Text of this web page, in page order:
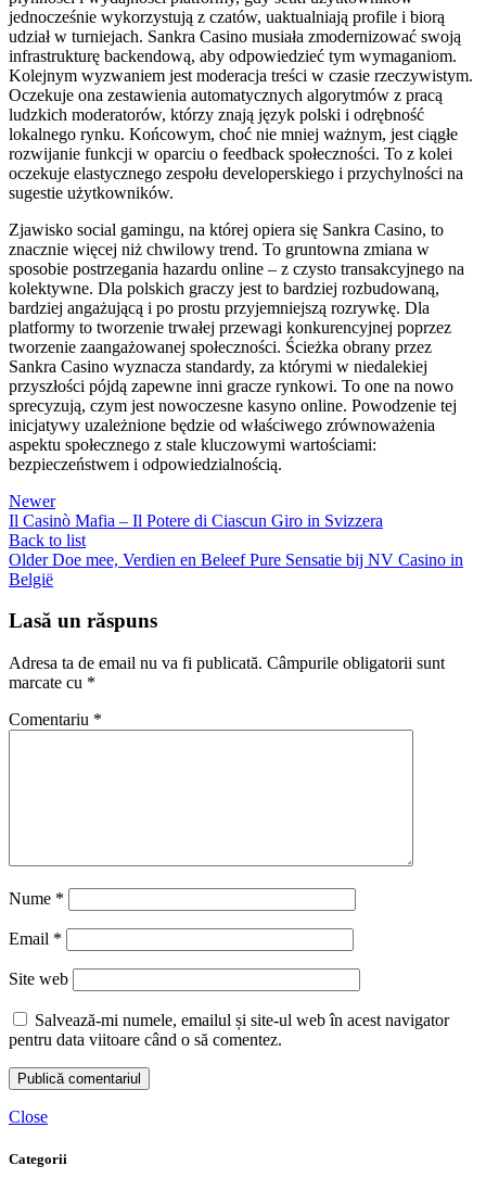
jednocześnie wykorzystują z czatów, uaktualniają profile i biorą
udział w turniejach. Sankra Casino musiała zmodernizować swoją
infrastrukturę backendową, aby odpowiedzieć tym wymaganiom.
Kolejnym wyzwaniem jest moderacja treści w czasie rzeczywistym.
Oczekuje ona zestawienia automatycznych algorytmów z pracą
ludzkich moderatorów, którzy znają język polski i odrębność
lokalnego rynku. Końcowym, choć nie mniej ważnym, jest ciągłe
rozwijanie funkcji w oparciu o feedback społeczności. To z kolei
oczekuje elastycznego zespołu developerskiego i przychylności na
sugestie użytkowników.
Zjawisko social gamingu, na której opiera się Sankra Casino, to
znacznie więcej niż chwilowy trend. To gruntowna zmiana w
sposobie postrzegania hazardu online – z czysto transakcyjnego na
kolektywne. Dla polskich graczy jest to bardziej rozbudowaną,
bardziej angażującą i po prostu przyjemniejszą rozrywkę. Dla
platformy to tworzenie trwałej przewagi konkurencyjnej poprzez
tworzenie zaangażowanej społeczności. Ścieżka obrany przez
Sankra Casino wyznacza standardy, za którymi w niedalekiej
przyszłości pójdą zapewne inni gracze rynkowi. To one na nowo
sprecyzują, czym jest nowoczesne kasyno online. Powodzenie tej
inicjatywy uzależnione będzie od właściwego zrównoważenia
aspektu społecznego z stale kluczowymi wartościami:
bezpieczeństwem i odpowiedzialnością.
Newer
Il Casinò Mafia – Il Potere di Ciascun Giro in Svizzera
Back to list
Older Doe mee, Verdien en Beleef Pure Sensatie bij NV Casino in
België
Lasă un răspuns
Adresa ta de email nu va fi publicată. Câmpurile obligatorii sunt
marcate cu *
Comentariu *
Nume *
Email *
Site web
Salvează-mi numele, emailul și site-ul web în acest navigator
pentru data viitoare când o să comentez.
Close
Categorii